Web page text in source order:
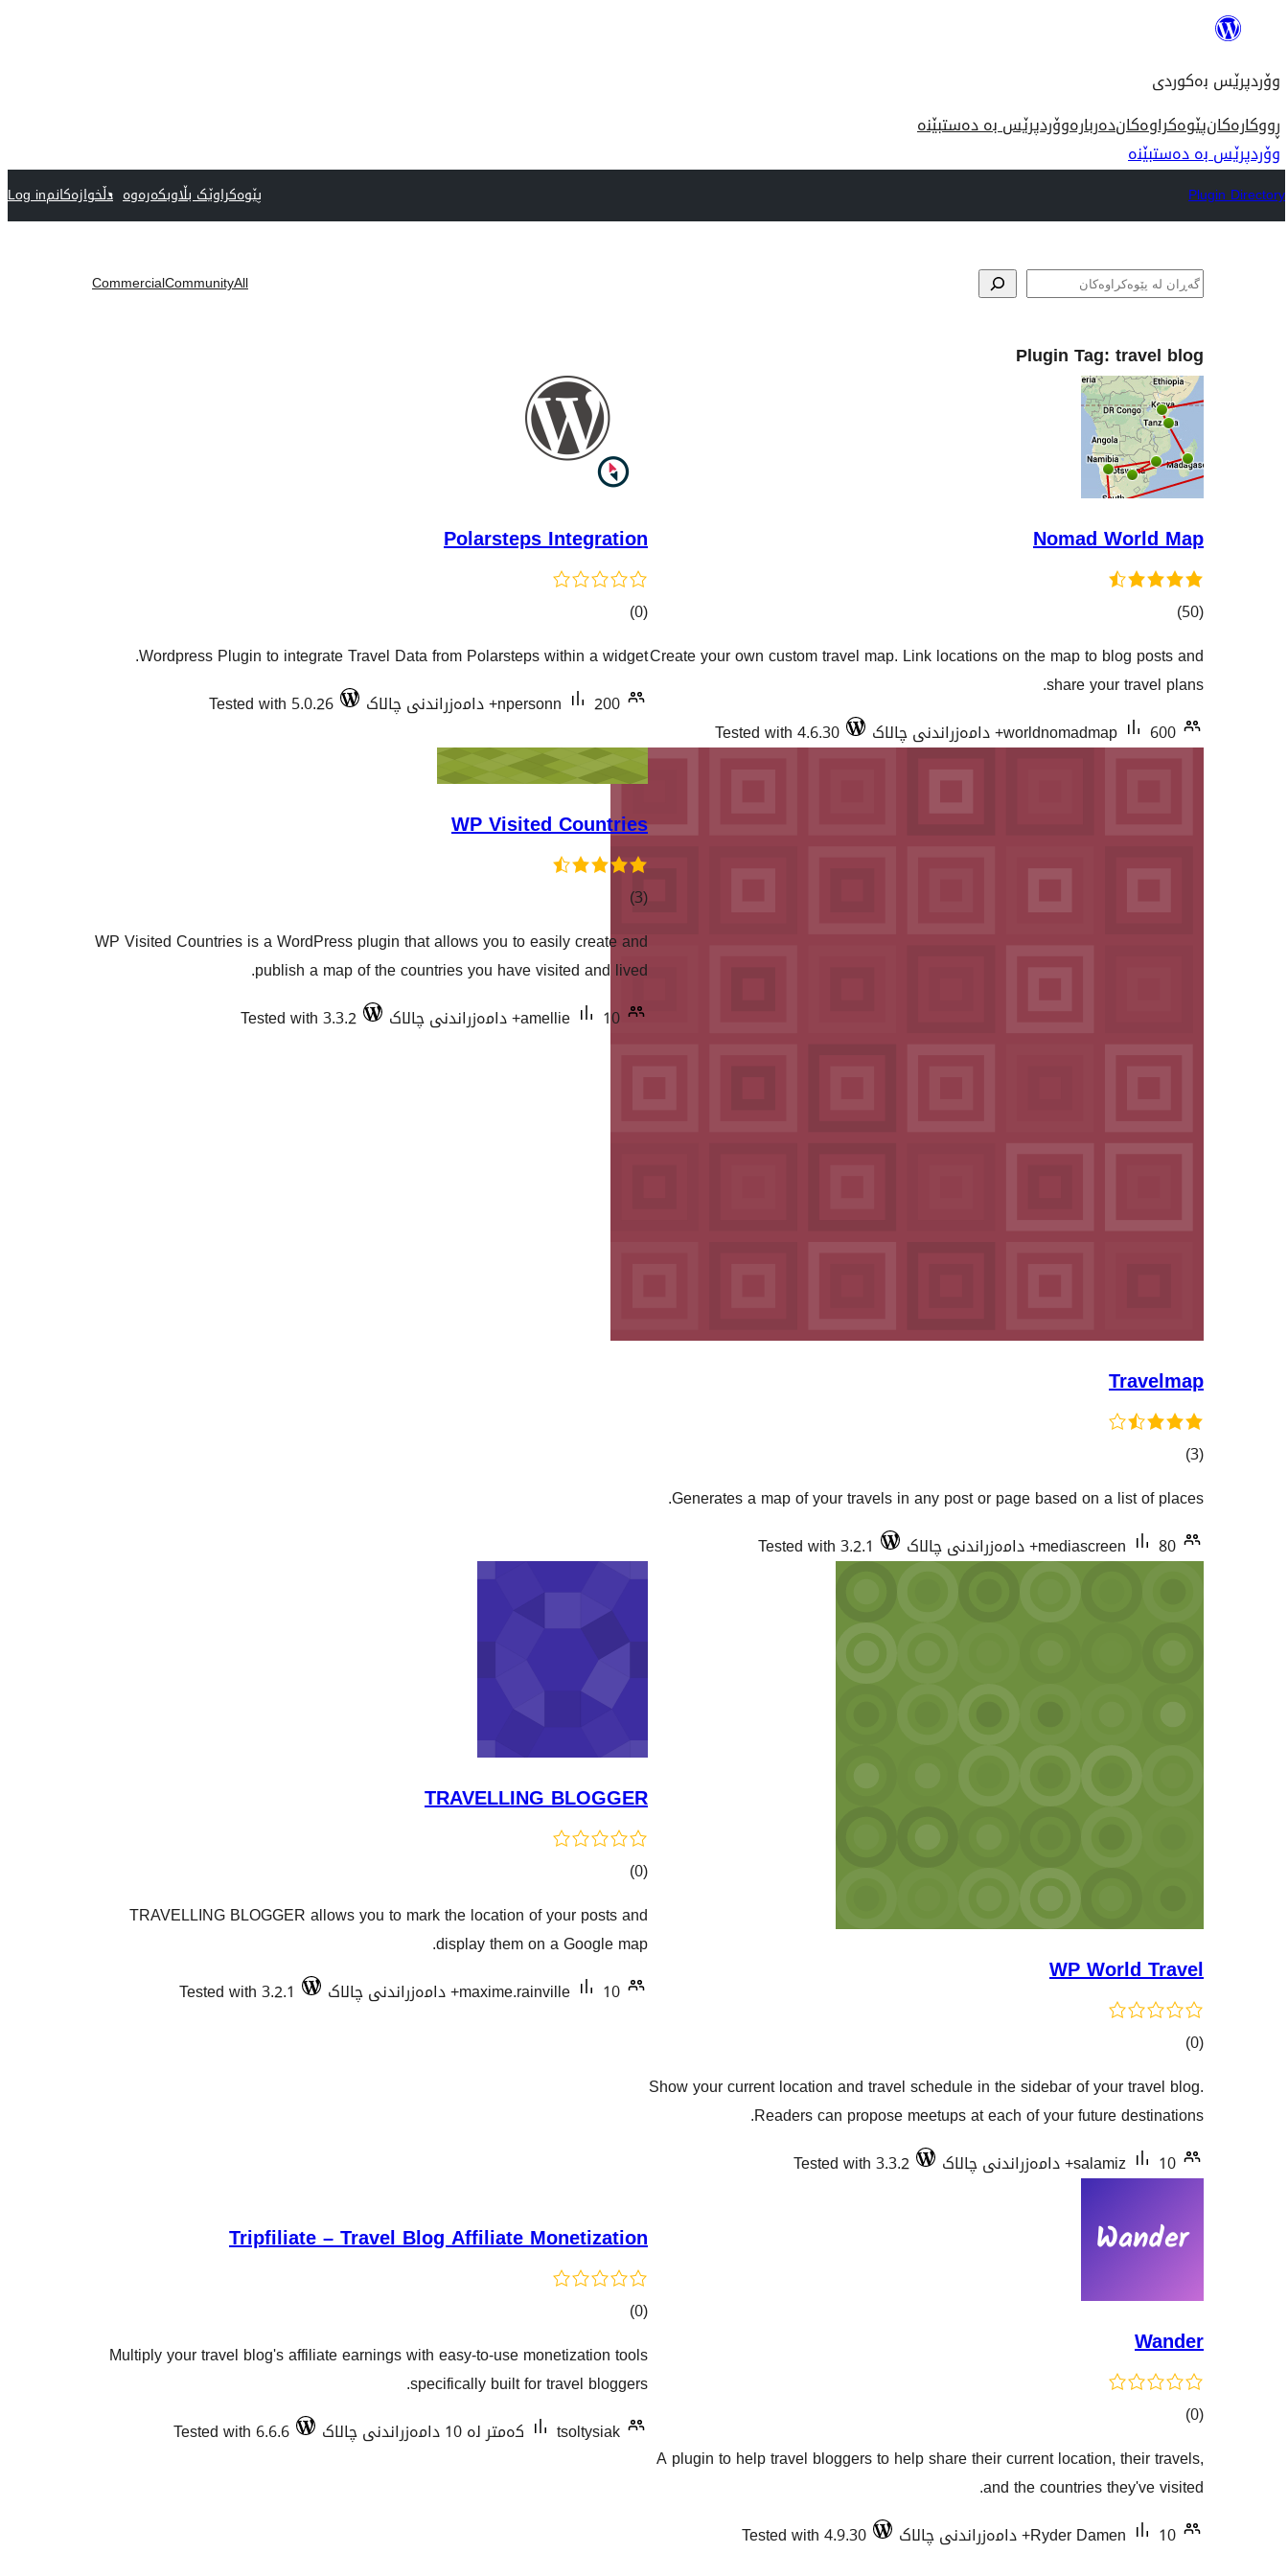
ناوەڕۆک
وۆردپرێس بەکوردی
ڕووکارەکانپێوەکراوەکاندەربارەوۆردپرێس بە دەستبێنە
وۆردپرێس بە دەستبێنە
Plugin Directory پێوەکراوێک بڵاوبکەرەوە دڵخوازەکانمLog in
گه‌ڕان All
Community
Commercial
Plugin Tag: travel blog
Nomad World Map
(50 کۆی
هەڵسەنگاندنەکان
)
Create your own custom travel map. Link locations on the map to blog posts and
share your travel plans.
worldnomadmap
600+ دامەزراندنی چالاک Tested with 4.6.30
Polarsteps Integration
(0 کۆی
هەڵسەنگاندنەکان
)
Wordpress Plugin to integrate Travel Data from Polarsteps within a widget.
npersonn
200+ دامەزراندنی چالاک Tested with 5.0.26
Travelmap
(3 کۆی
هەڵسەنگاندنەکان
)
Generates a map of your travels in any post or page based on a list of places.
mediascreen
80+ دامەزراندنی چالاک Tested with 3.2.1
WP Visited Countries
(3 کۆی
هەڵسەنگاندنەکان
)
WP Visited Countries is a WordPress plugin that allows you to easily create and
publish a map of the countries you have visited and lived.
amellie
10+ دامەزراندنی چالاک Tested with 3.3.2
WP World Travel
(0 کۆی
هەڵسەنگاندنەکان
)
Show your current location and travel schedule in the sidebar of your travel blog.
Readers can propose meetups at each of your future destinations.
salamiz
10+ دامەزراندنی چالاک Tested with 3.3.2
TRAVELLING BLOGGER
(0 کۆی
هەڵسەنگاندنەکان
)
TRAVELLING BLOGGER allows you to mark the location of your posts and
display them on a Google map.
maxime.rainville
10+ دامەزراندنی چالاک Tested with 3.2.1
Wander
(0 کۆی
هەڵسەنگاندنەکان
)
A plugin to help travel bloggers to help share their current location, their travels,
and the countries they've visited.
Ryder Damen
10+ دامەزراندنی چالاک Tested with 4.9.30
Tripfiliate – Travel Blog Affiliate Monetization
(0 کۆی
هەڵسەنگاندنەکان
)
Multiply your travel blog's affiliate earnings with easy-to-use monetization tools
specifically built for travel bloggers.
tsoltysiak
کەمتر لە 10 دامەزراندنی چالاک Tested with 6.6.6